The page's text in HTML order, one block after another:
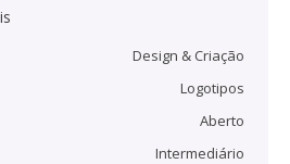
Design & Criação
Logotipos
Aberto
Intermediário